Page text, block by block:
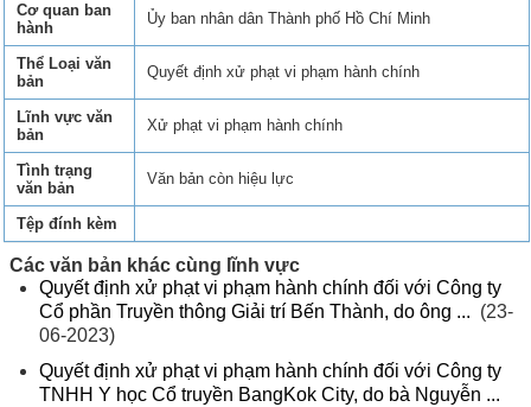
Cơ quan ban
hành
Ủy ban nhân dân Thành phố Hồ Chí Minh
Thể Loại văn
bản
Quyết định xử phạt vi phạm hành chính
Lĩnh vực văn
bản
Xử phạt vi phạm hành chính
Tình trạng
văn bản
Văn bản còn hiệu lực
Tệp đính kèm
Các văn bản khác cùng lĩnh vực
Quyết định xử phạt vi phạm hành chính đối với Công ty
Cổ phần Truyền thông Giải trí Bến Thành, do ông ... (23-
06-2023)
Quyết định xử phạt vi phạm hành chính đối với Công ty
TNHH Y học Cổ truyền BangKok City, do bà Nguyễn ...